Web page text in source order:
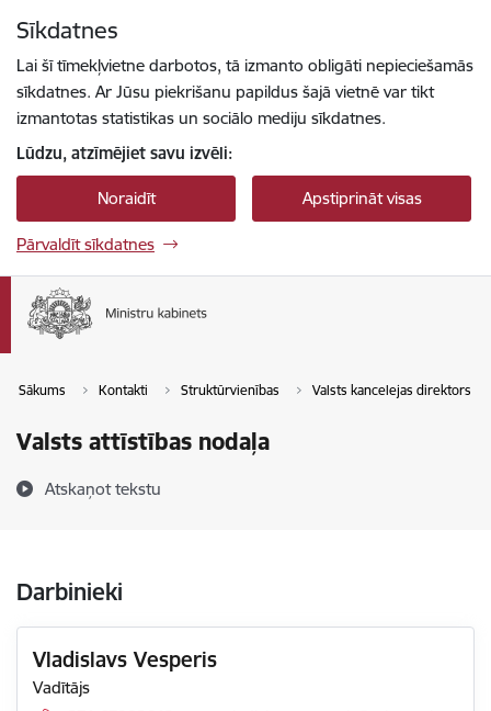
Sīkdatnes
Lai šī tīmekļvietne darbotos, tā izmanto obligāti nepieciešamās
sīkdatnes. Ar Jūsu piekrišanu papildus šajā vietnē var tikt
izmantotas statistikas un sociālo mediju sīkdatnes.
Lūdzu, atzīmējiet savu izvēli:
Noraidīt Apstiprināt visas
Pārvaldīt sīkdatnes
Sākums Kontakti Struktūrvienības Valsts kancelejas direktors
Valsts attīstības nodaļa
Atskaņot tekstu
Darbinieki
Vladislavs Vesperis
Vadītājs